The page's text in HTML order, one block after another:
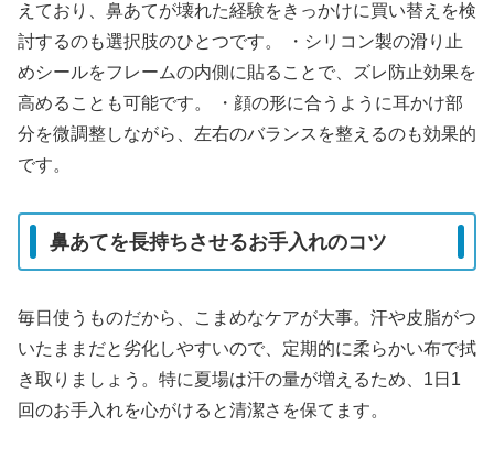
えており、鼻あてが壊れた経験をきっかけに買い替えを検
討するのも選択肢のひとつです。 ・シリコン製の滑り止
めシールをフレームの内側に貼ることで、ズレ防止効果を
高めることも可能です。 ・顔の形に合うように耳かけ部
分を微調整しながら、左右のバランスを整えるのも効果的
です。
鼻あてを長持ちさせるお手入れのコツ
毎日使うものだから、こまめなケアが大事。汗や皮脂がつ
いたままだと劣化しやすいので、定期的に柔らかい布で拭
き取りましょう。特に夏場は汗の量が増えるため、1日1
回のお手入れを心がけると清潔さを保てます。